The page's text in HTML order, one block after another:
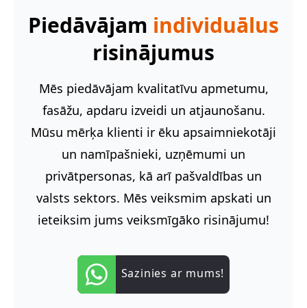
Piedāvājam individuālus
risinājumus
Mēs piedāvājam kvalitatīvu apmetumu,
fasāžu, apdaru izveidi un atjaunošanu.
Mūsu mērķa klienti ir ēku apsaimniekotāji
un namīpašnieki, uzņēmumi un
privātpersonas, kā arī pašvaldības un
valsts sektors. Mēs veiksmim apskati un
ieteiksim jums veiksmīgāko risinājumu!
Sazinies ar mums!